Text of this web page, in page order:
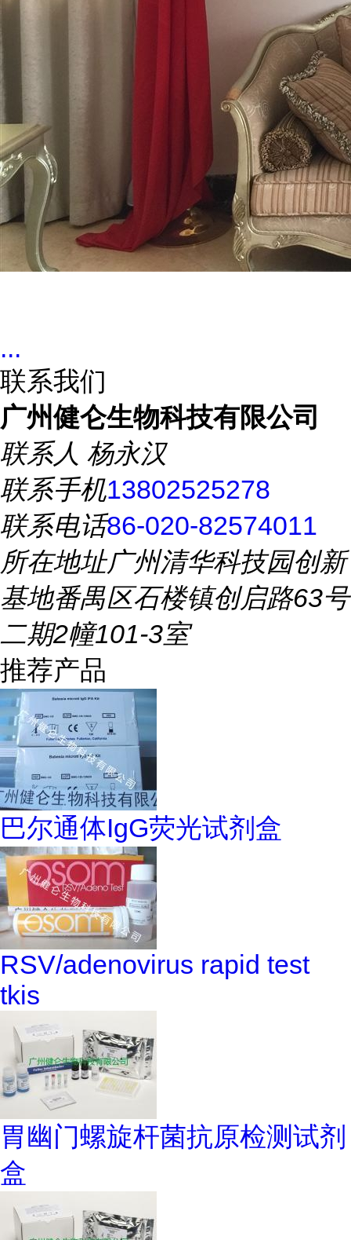
...
联系我们
广州健仑生物科技有限公司
联系人 杨永汉
联系手机13802525278
联系电话86-020-82574011
所在地址广州清华科技园创新
基地番禺区石楼镇创启路63号
二期2幢101-3室
推荐产品
巴尔通体IgG荧光试剂盒
RSV/adenovirus rapid test
tkis
胃幽门螺旋杆菌抗原检测试剂
盒